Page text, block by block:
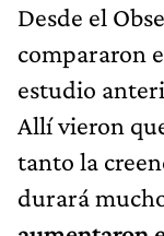
Desde el
compararon
estudio
Allí vieron
tanto la
durará